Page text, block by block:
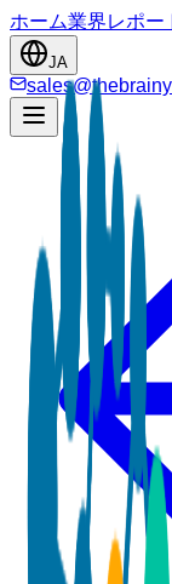
ホーム業界レポー
JA